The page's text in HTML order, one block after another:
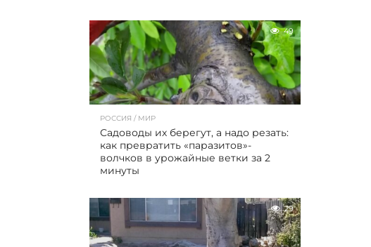
49
РОССИЯ / МИР
Садоводы их берегут, а надо резать:
как превратить «паразитов»-
волчков в урожайные ветки за 2
минуты
29